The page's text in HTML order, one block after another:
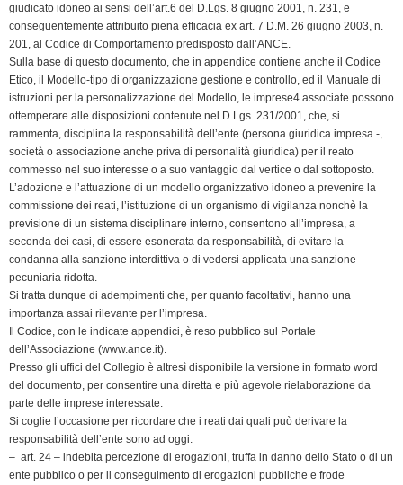
o
k
I
n
r
p
p
a
m
n
k
r
i
e
n
d
l
y
giudicato idoneo ai sensi dell’art.6 del D.Lgs. 8 giugno 2001, n. 231, e
conseguentemente attribuito piena efficacia ex art. 7 D.M. 26 giugno 2003, n.
201, al Codice di Comportamento predisposto dall’ANCE.
Sulla base di questo documento, che in appendice contiene anche il Codice
Etico, il Modello-tipo di organizzazione gestione e controllo, ed il Manuale di
istruzioni per la personalizzazione del Modello, le imprese4 associate possono
ottemperare alle disposizioni contenute nel D.Lgs. 231/2001, che, si
rammenta, disciplina la responsabilità dell’ente (persona giuridica impresa -,
società o associazione anche priva di personalità giuridica) per il reato
commesso nel suo interesse o a suo vantaggio dal vertice o dal sottoposto.
L’adozione e l’attuazione di un modello organizzativo idoneo a prevenire la
commissione dei reati, l’istituzione di un organismo di vigilanza nonchè la
previsione di un sistema disciplinare interno, consentono all’impresa, a
seconda dei casi, di essere esonerata da responsabilità, di evitare la
condanna alla sanzione interdittiva o di vedersi applicata una sanzione
pecuniaria ridotta.
Si tratta dunque di adempimenti che, per quanto facoltativi, hanno una
importanza assai rilevante per l’impresa.
Il Codice, con le indicate appendici, è reso pubblico sul Portale
dell’Associazione (www.ance.it).
Presso gli uffici del Collegio è altresì disponibile la versione in formato word
del documento, per consentire una diretta e più agevole rielaborazione da
parte delle imprese interessate.
Si coglie l’occasione per ricordare che i reati dai quali può derivare la
responsabilità dell’ente sono ad oggi:
– art. 24 – indebita percezione di erogazioni, truffa in danno dello Stato o di un
ente pubblico o per il conseguimento di erogazioni pubbliche e frode